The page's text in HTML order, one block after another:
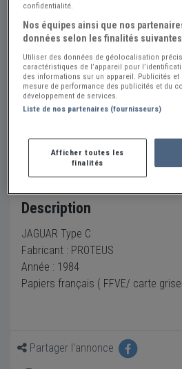
JAGUAR Type C - 1984
Créer une alerte JAGUAR Type
135 000 €
Vendeur Particulier
Envoyer un email
Description
JAGUAR Type C
Fabricant : PROTEUS
Année : 1984
Papiers français ( FFVE/ carte
Partager l'annonce
confidentialité.
Nos équipes ainsi que nos
données selon les finalités
Utiliser des données de géolocalisation
caractéristiques de l’appareil pour
des informations sur un appareil. Publicités
mesure de performance des publicités et du
développement de services.
Liste de nos partenaires (fournisseurs)
Afficher toutes les
finalités